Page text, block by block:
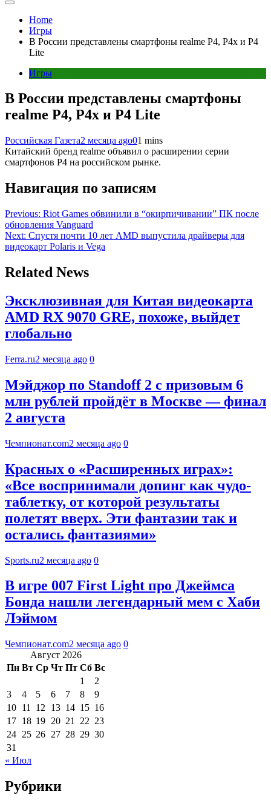
Home
Игры
В России представлены смартфоны realme P4, P4x и P4
Lite
Игры
В России представлены смартфоны
realme P4, P4x и P4 Lite
Российская Газета2 месяца ago01 mins
Китайский бренд realme объявил о расширении серии
смартфонов P4 на российском рынке.
Навигация по записям
Previous: Riot Games обвинили в “окирпичивании” ПК после
обновления Vanguard
Next: Cпустя почти 10 лет AMD выпустила драйверы для
видеокарт Polaris и Vega
Related News
Эксклюзивная для Китая видеокарта
AMD RX 9070 GRE, похоже, выйдет
глобально
Ferra.ru2 месяца ago 0
Мэйджор по Standoff 2 с призовым 6
млн рублей пройдёт в Москве — финал
2 августа
Чемпионат.com2 месяца ago 0
Красных о «Расширенных играх»:
«Все воспринимали допинг как чудо-
таблетку, от которой результаты
полетят вверх. Эти фантазии так и
остались фантазиями»
Sports.ru2 месяца ago 0
В игре 007 First Light про Джеймса
Бонда нашли легендарный мем с Хаби
Лэймом
Чемпионат.com2 месяца ago 0
Август 2026
Пн Вт Ср Чт Пт Сб Вс
1
2
3
4 5 6 7 8
9
10 11 12 13 14 15 16
17 18 19 20 21 22 23
24 25 26 27 28 29 30
31
« Июл
Рубрики